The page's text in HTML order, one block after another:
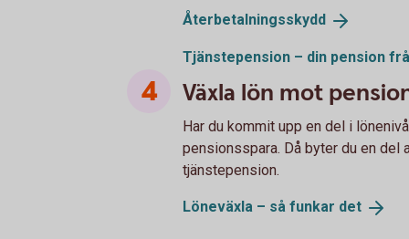
Återbetalningsskydd
Tjänstepension – din pension
Växla lön mot
Har du kommit upp en del i
pensionsspara. Då byter du en del
tjänstepension.
Löneväxla – så funkar det